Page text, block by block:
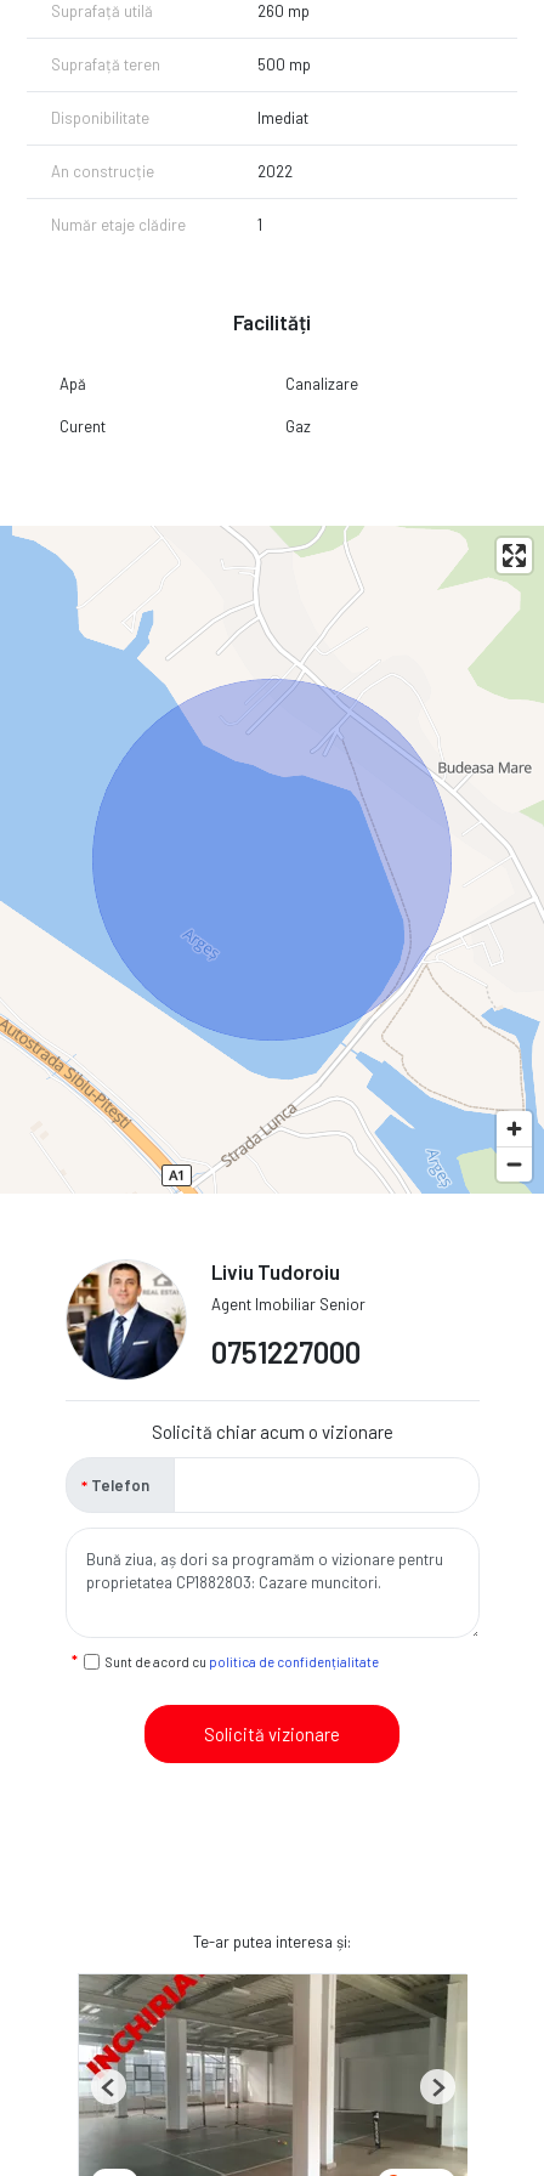
Suprafață utilă 260 mp
Suprafață teren 500 mp
Disponibilitate Imediat
An construcție 2022
Număr etaje clădire 1
Facilități
Apă Canalizare
Curent Gaz
Liviu Tudoroiu
Agent Imobiliar Senior
0751227000
Solicită chiar acum o vizionare
Telefon
Sunt de acord cu politica de confidențialitate
Solicită vizionare
Te-ar putea interesa și:
Previous Next